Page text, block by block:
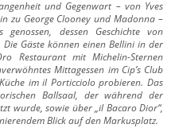
und Gegenwart – von Yves
zu George Clooney und Madonna –
dessen Geschichte von
Gäste können einen Bellini in der
Restaurant mit Michelin-Sternen
Mittagessen im Cip’s Club
im il Porticciolo probieren. Das
Ballsaal, der während der
wurde, sowie über „il Bacaro Dior“,
Blick auf den Markusplatz.